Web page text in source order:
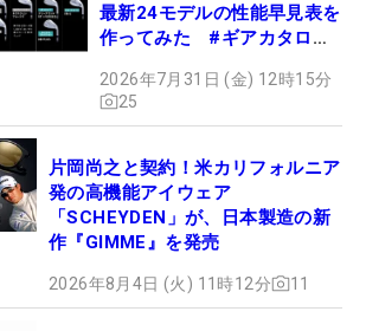
最新24モデルの性能早見表を
作ってみた #ギアカタログ
2026年7月31日 (金) 12時15分
25
片岡尚之と契約！米カリフォルニア
発の高機能アイウェア
「SCHEYDEN」が、日本製造の新
作『GIMME』を発売
2026年8月4日 (火) 11時12分 11